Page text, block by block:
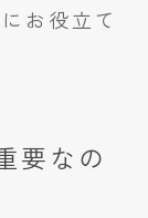
お役立て
要なの